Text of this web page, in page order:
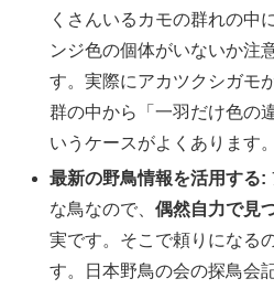
くさんいるカモの群れの中
ンジ色の個体がいないか注
す。実際にアカツクシガモ
群の中から「一羽だけ色の
いうケースがよくあります。
最新の野鳥情報を活用する:
な鳥なので、偶然自力で見
実です。そこで頼りになる
す。日本野鳥の会の探鳥会